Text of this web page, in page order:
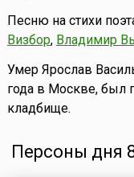
Песню на стихи
Визбор, Владимир
Умер Ярослав
года в Москве, был
кладбище.
Персоны дня